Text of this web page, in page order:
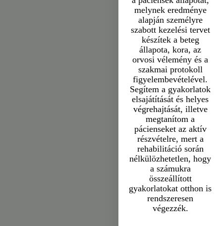
melynek eredménye
alapján személyre
szabott kezelési tervet
készítek a beteg
állapota, kora, az
orvosi vélemény és a
szakmai protokoll
figyelembevételével.
Segítem a gyakorlatok
elsajátítását és helyes
végrehajtását, illetve
megtanítom a
pácienseket az aktív
részvételre, mert a
rehabilitáció során
nélkülözhetetlen, hogy
a számukra
összeállított
gyakorlatokat otthon is
rendszeresen
végezzék.